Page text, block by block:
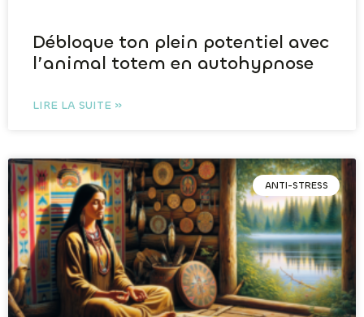
Débloque ton plein potentiel avec
l’animal totem en autohypnose
LIRE LA SUITE »
ANTI-STRESS